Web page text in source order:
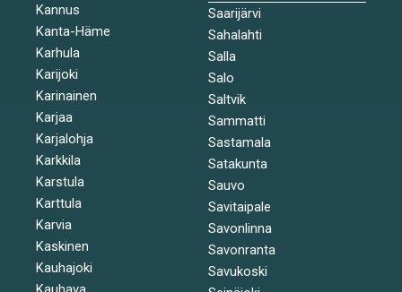
Kannus
Kanta-Häme
Karhula
Karijoki
Karinainen
Karjaa
Karjalohja
Karkkila
Karstula
Karttula
Karvia
Kaskinen
Kauhajoki
Saarijärvi
Sahalahti
Salla
Salo
Saltvik
Sammatti
Sastamala
Satakunta
Sauvo
Savitaipale
Savonlinna
Savonranta
Savukoski